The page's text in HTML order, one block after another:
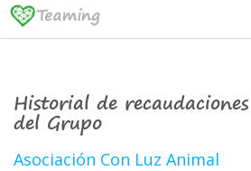
Historial de
del Grupo
Asociación Con Luz Animal